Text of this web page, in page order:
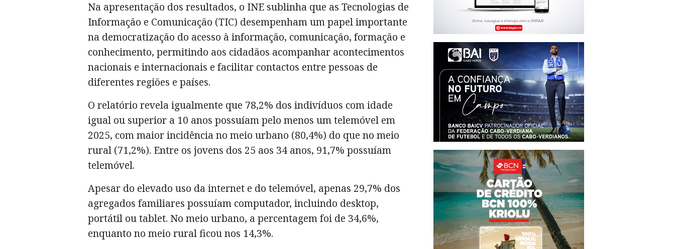
Na apresentação dos resultados, o INE sublinha que as Tecnologias de
Informação e Comunicação (TIC) desempenham um papel importante
na democratização do acesso à informação, comunicação, formação e
conhecimento, permitindo aos cidadãos acompanhar acontecimentos
nacionais e internacionais e facilitar contactos entre pessoas de
diferentes regiões e países.
O relatório revela igualmente que 78,2% dos indivíduos com idade
igual ou superior a 10 anos possuíam pelo menos um telemóvel em
2025, com maior incidência no meio urbano (80,4%) do que no meio
rural (71,2%). Entre os jovens dos 25 aos 34 anos, 91,7% possuíam
telemóvel.
Apesar do elevado uso da internet e do telemóvel, apenas 29,7% dos
agregados familiares possuíam computador, incluindo desktop,
portátil ou tablet. No meio urbano, a percentagem foi de 34,6%,
enquanto no meio rural ficou nos 14,3%.